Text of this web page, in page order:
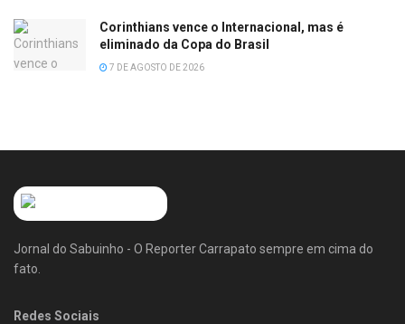
Corinthians vence o Internacional, mas é
eliminado da Copa do Brasil
7 DE AGOSTO DE 2026
Jornal do Sabuinho - O Reporter Carrapato sempre em cima do
fato.
Redes Sociais